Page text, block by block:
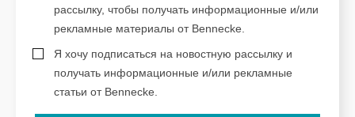
рассылку, чтобы получать информационные и/или
рекламные материалы от Bennecke.
Я хочу подписаться на новостную рассылку и
получать информационные и/или рекламные
статьи от Bennecke.